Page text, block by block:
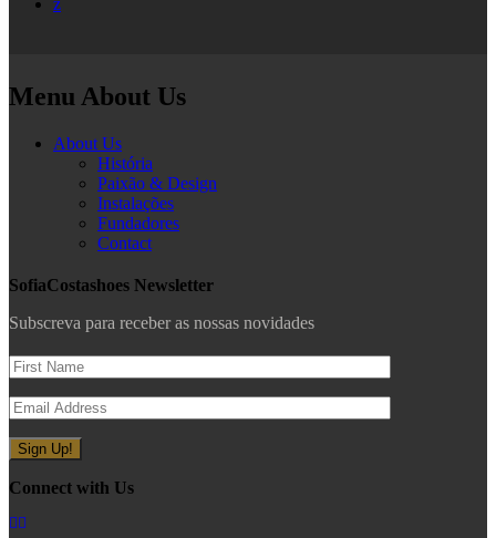
z
Menu About Us
About Us
História
Paixão & Design
Instalações
Fundadores
Contact
SofiaCostashoes Newsletter
Subscreva para receber as nossas novidades
Connect with Us